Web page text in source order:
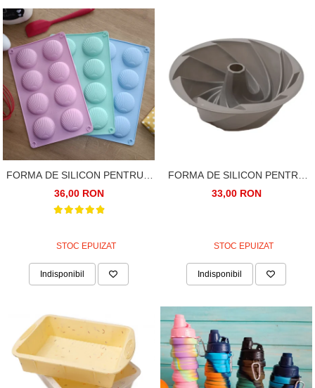
FORMA DE SILICON PENTRU 8
SCOICI, PRAJITURI
36,00 RON
STOC EPUIZAT
Indisponibil
FORMA DE SILICON PENTRU
CHEC, TORT, GUGULUF, TRIO
33,00 RON
STOC EPUIZAT
Indisponibil